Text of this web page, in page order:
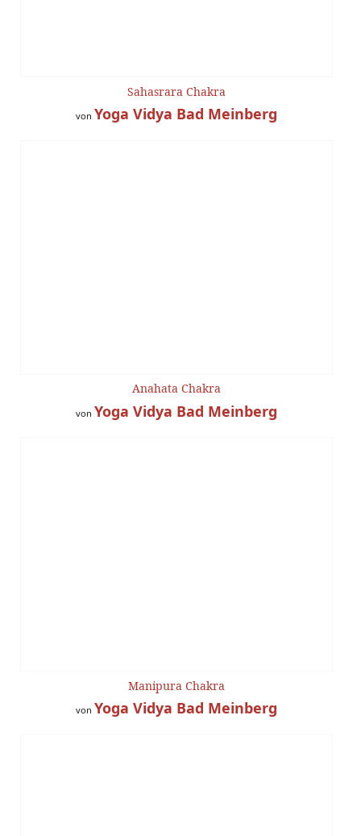
Sahasrara Chakra
von Yoga Vidya Bad Meinberg
Anahata Chakra
von Yoga Vidya Bad Meinberg
Manipura Chakra
von Yoga Vidya Bad Meinberg